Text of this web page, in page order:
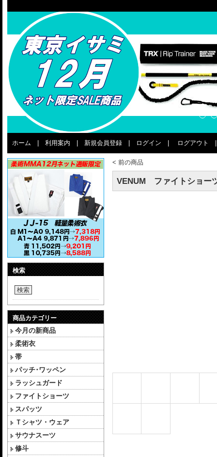
ホーム 利用案内 新規会員登録 ログイン ログアウト
検索
検索
商品カテゴリー
今月の新商品
柔術衣
帯
パッチ･ワッペン
ラッシュガード
ファイトショーツ
スパッツ
Ｔシャツ・ウェア
サウナスーツ
修斗
< 前の商品
VENUM ファイトショー